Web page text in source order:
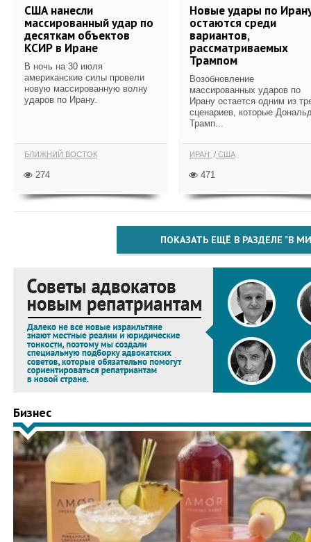
США нанесли
массированный удар по
десяткам объектов
КСИР в Иране
В ночь на 30 июля
американские силы провели
новую массированную волну
ударов по Ирану.
БЛИЖНИЙ ВОСТОК
274
Новые удары по
остаются среди
вариантов,
рассматриваемых
Трампом
Возобновление
массированных ударов по
Ирану остается одним из
сценариев, которые
Трамп...
ИРАН США
471
ПОКАЗАТЬ ЕЩЁ В РАЗДЕЛЕ "В
Бизнес